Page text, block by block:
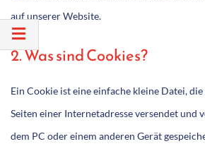
auf unserer Website.
2. Was sind Cookies?
Ein Cookie ist eine einfache kleine Datei,
Seiten einer Internetadresse versendet und
dem PC oder einem anderen Gerät